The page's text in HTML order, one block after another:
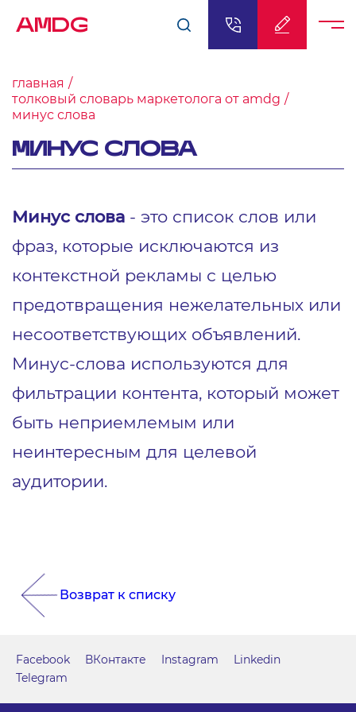
AMDG
главная
толковый словарь маркетолога от amdg
минус слова
МИНУС СЛОВА
Минус слова - это список слов или
фраз, которые исключаются из
контекстной рекламы с целью
предотвращения нежелательных или
несоответствующих объявлений.
Минус-слова используются для
фильтрации контента, который может
быть неприемлемым или
неинтересным для целевой
аудитории.
Возврат к списку
Facebook ВКонтакте Instagram
Linkedin
Telegram